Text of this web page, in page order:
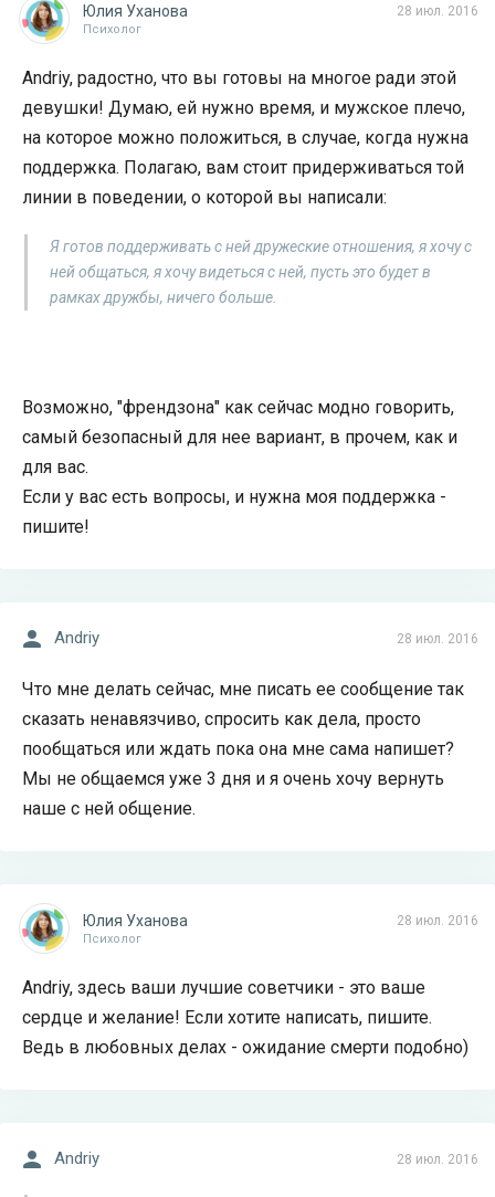
28 июл. 2016
Юлия Уханова
Психолог
Andriy, радостно, что вы готовы на многое ради этой
девушки! Думаю, ей нужно время, и мужское плечо,
на которое можно положиться, в случае, когда нужна
поддержка. Полагаю, вам стоит придерживаться той
линии в поведении, о которой вы написали:
Я готов поддерживать с ней дружеские отношения, я хочу с
ней общаться, я хочу видеться с ней, пусть это будет в
рамках дружбы, ничего больше.
Возможно, "френдзона" как сейчас модно говорить,
самый безопасный для нее вариант, в прочем, как и
для вас.
Если у вас есть вопросы, и нужна моя поддержка -
пишите!
28 июл. 2016
Andriy
Что мне делать сейчас, мне писать ее сообщение так
сказать ненавязчиво, спросить как дела, просто
пообщаться или ждать пока она мне сама напишет?
Мы не общаемся уже 3 дня и я очень хочу вернуть
наше с ней общение.
28 июл. 2016
Юлия Уханова
Психолог
Andriy, здесь ваши лучшие советчики - это ваше
сердце и желание! Если хотите написать, пишите.
Ведь в любовных делах - ожидание смерти подобно)
28 июл. 2016
Andriy